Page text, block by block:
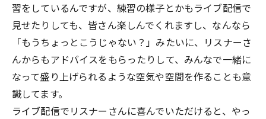
習をしているんですが、練習の様子とかもライブ配信で
見せたりしても、皆さん楽しんでくれますし、なんなら
「もうちょっとこうじゃない？」みたいに、リスナーさ
んからもアドバイスをもらったりして、みんなで一緒に
なって盛り上げられるような空気や空間を作ることも意
識してます。
ライブ配信でリスナーさんに喜んでいただけると、やっ